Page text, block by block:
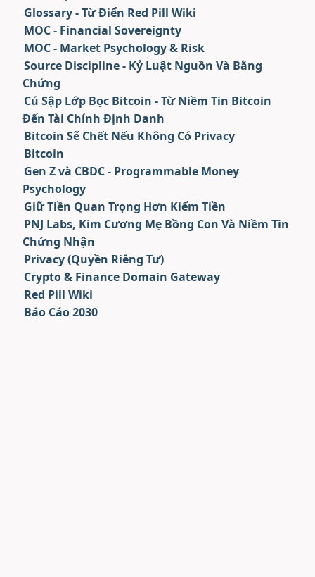
Glossary - Từ Điển Red Pill Wiki
MOC - Financial Sovereignty
MOC - Market Psychology & Risk
Source Discipline - Kỷ Luật Nguồn Và Bằng
Chứng
Cú Sập Lớp Bọc Bitcoin - Từ Niềm Tin Bitcoin
Đến Tài Chính Định Danh
Bitcoin Sẽ Chết Nếu Không Có Privacy
Bitcoin
Gen Z và CBDC - Programmable Money
Psychology
Giữ Tiền Quan Trọng Hơn Kiếm Tiền
PNJ Labs, Kim Cương Mẹ Bồng Con Và Niềm Tin
Chứng Nhận
Privacy (Quyền Riêng Tư)
Crypto & Finance Domain Gateway
Red Pill Wiki
Báo Cáo 2030